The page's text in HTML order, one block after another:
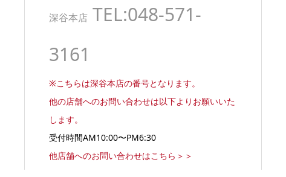
深谷本店TEL:048-571-
3161
※こちらは深谷本店の番号となります。
他の店舗へのお問い合わせは以下よりお願いいた
します。
受付時間AM10:00〜PM6:30
他店舗へのお問い合わせはこちら＞＞